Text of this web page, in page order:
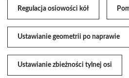
Regulacja osiowości kół
Ustawianie geometrii po naprawie
Ustawianie zbieżności tylnej osi